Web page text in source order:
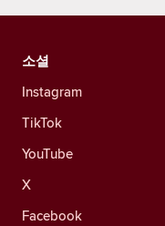
소셜
Instagram
TikTok
YouTube
X
Facebook